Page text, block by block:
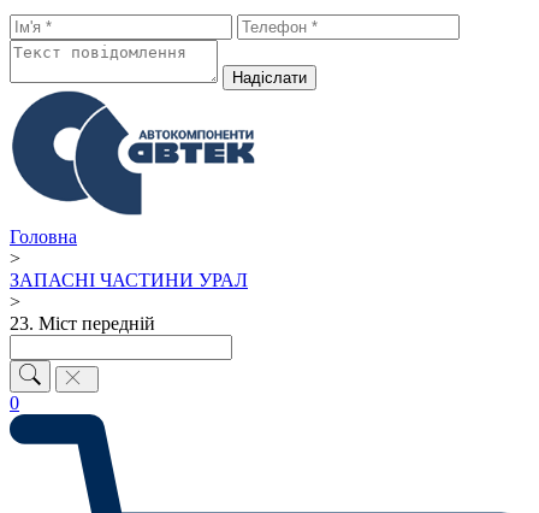
Надiслати
Головна
>
ЗАПАСНІ ЧАСТИНИ УРАЛ
>
23. Міст передній
0